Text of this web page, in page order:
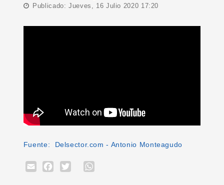
Publicado: Jueves, 16 Julio 2020 17:20
Fuente: Delsector.com - Antonio Monteagudo
EmailFacebook
Twitter